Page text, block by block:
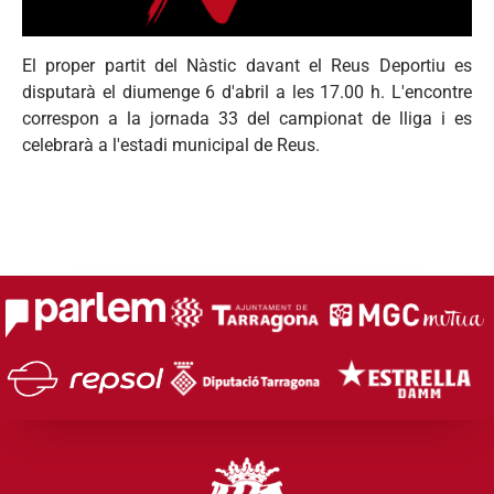
El proper partit del Nàstic davant el Reus Deportiu es
disputarà el diumenge 6 d'abril a les 17.00 h. L'encontre
correspon a la jornada 33 del campionat de lliga i es
celebrarà a l'estadi municipal de Reus.